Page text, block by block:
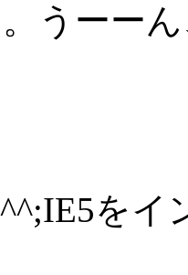
うーー
をイ